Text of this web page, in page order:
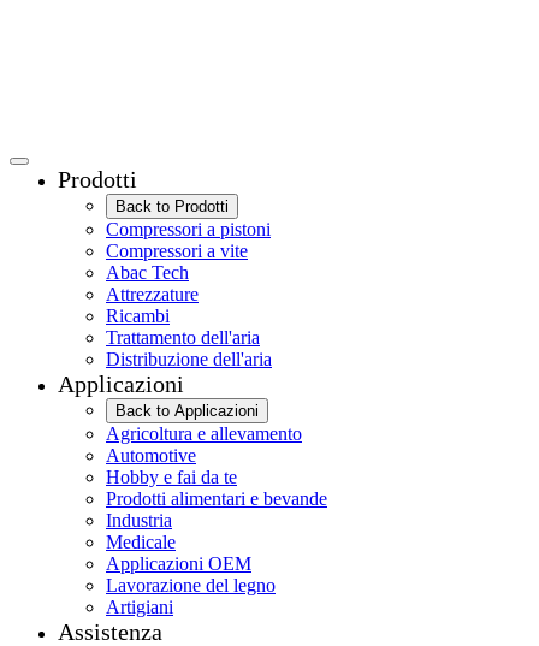
Prodotti
Back to Prodotti
Compressori a pistoni
Compressori a vite
Abac Tech
Attrezzature
Ricambi
Trattamento dell'aria
Distribuzione dell'aria
Applicazioni
Back to Applicazioni
Agricoltura e allevamento
Automotive
Hobby e fai da te
Prodotti alimentari e bevande
Industria
Medicale
Applicazioni OEM
Lavorazione del legno
Artigiani
Assistenza